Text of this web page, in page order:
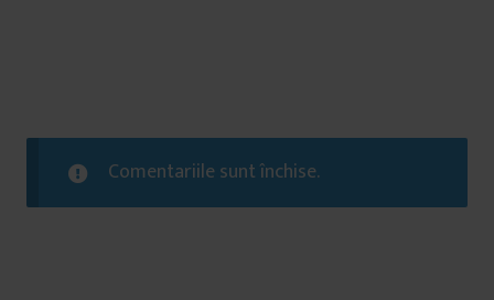
Comentariile sunt închise.